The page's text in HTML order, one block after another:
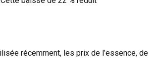
récemment, les prix de l’essence, de